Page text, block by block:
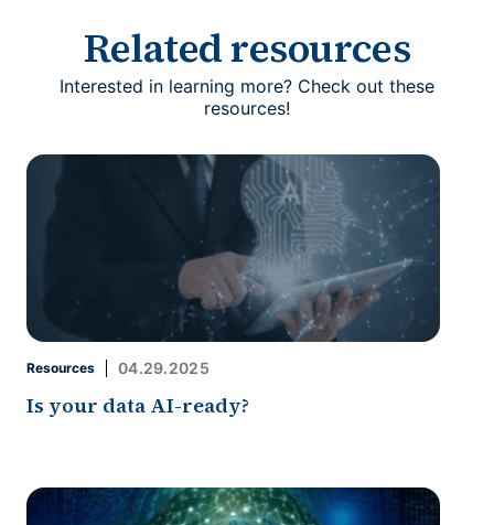
Related resources
Interested in learning more? Check out these
resources!
Resources 04.29.2025
Is your data AI-ready?